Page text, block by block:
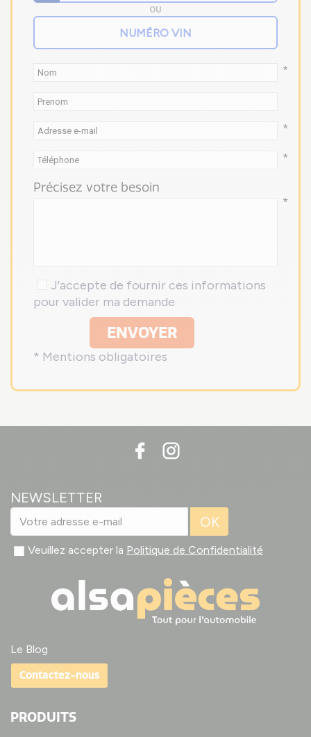
OU
*
*
*
Précisez votre besoin
*
J'accepte de fournir ces informations
pour valider ma demande
ENVOYER
* Mentions obligatoires
NEWSLETTER
OK
Veuillez accepter la Politique de Confidentialité
Le Blog
Contactez-nous
PRODUITS